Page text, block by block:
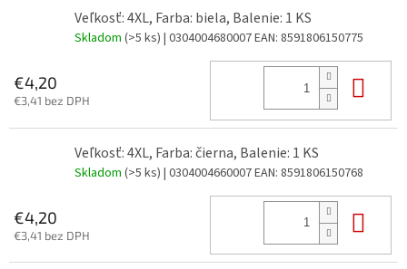
Veľkosť: 4XL, Farba: biela, Balenie: 1 KS
Skladom (>5 ks) | 0304004680007EAN: 8591806150775
€4,20
€3,41 bez DPH
Veľkosť: 4XL, Farba: čierna, Balenie: 1 KS
Skladom (>5 ks) | 0304004660007EAN: 8591806150768
€4,20
€3,41 bez DPH